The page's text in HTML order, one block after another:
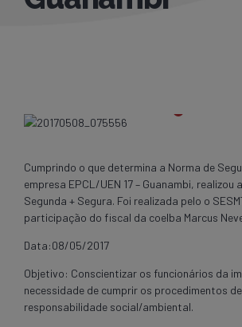
Cumprindo o que determina a Norma de
empresa EPCL/UEN 17 – Guanambi, realizou
Segunda + Segura. Foi realizada pelo o
participação do fiscal da coelba Marcus
Data:08/05/2017
Objetivo: Conscientizar os funcionários da
necessidade de cumprir os procedimentos
responsabilidade social/ambiental.